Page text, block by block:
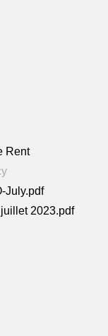
Rent
July.pdf
2023.pdf